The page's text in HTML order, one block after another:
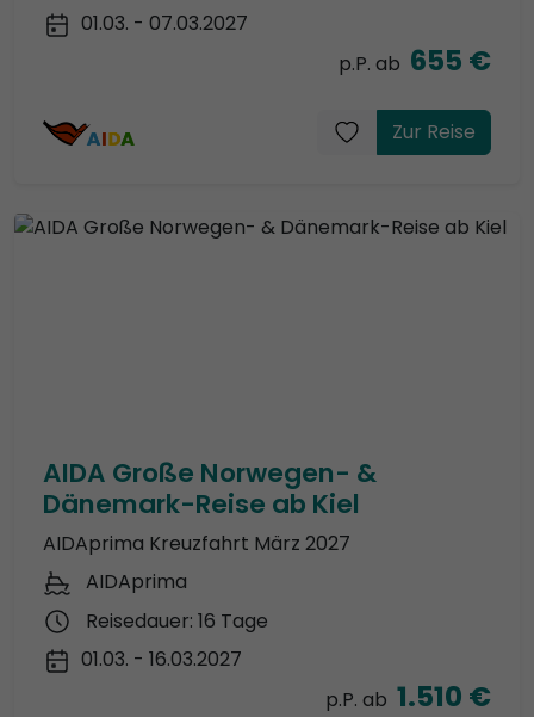
01.03. - 07.03.2027
p.P. ab 655 €
Zur Reise
AIDA Große Norwegen- &
Dänemark-Reise ab Kiel
AIDAprima Kreuzfahrt März 2027
AIDAprima
Reisedauer: 16 Tage
01.03. - 16.03.2027
p.P. ab 1.510 €